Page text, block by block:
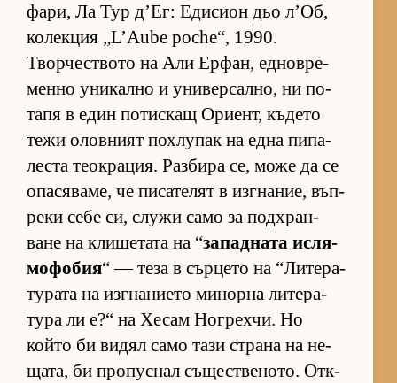
фа­ри, Ла Тур д’Ег: Еди­сион дьо л’Об,
ко­лек­ция „L’Aube poche“, 1990.
Твор­чес­т­вото на Али Ер­фан, ед­нов­ре­
менно уни­кално и уни­вер­сал­но, ни по­
тапя в един по­тис­кащ Ори­ент, къ­дето
тежи олов­ният пох­лу­пак на една пи­па­
леста те­ок­ра­ция. Раз­бира се, може да се
опа­ся­ва­ме, че пи­са­те­лят в из­г­на­ние, въп­
реки себе си, служи само за под­х­ран­
ване на кли­ше­тата на “за­пад­ната ис­ля­
мо­фо­бия“ — теза в сър­цето на “Ли­те­ра­
ту­рата на из­г­на­ни­ето ми­норна ли­те­ра­
тура ли е?“ на Хе­сам Ног­рех­чи. Но
който би ви­дял само тази страна на не­
ща­та, би про­пус­нал съ­щес­т­ве­но­то. От­к­